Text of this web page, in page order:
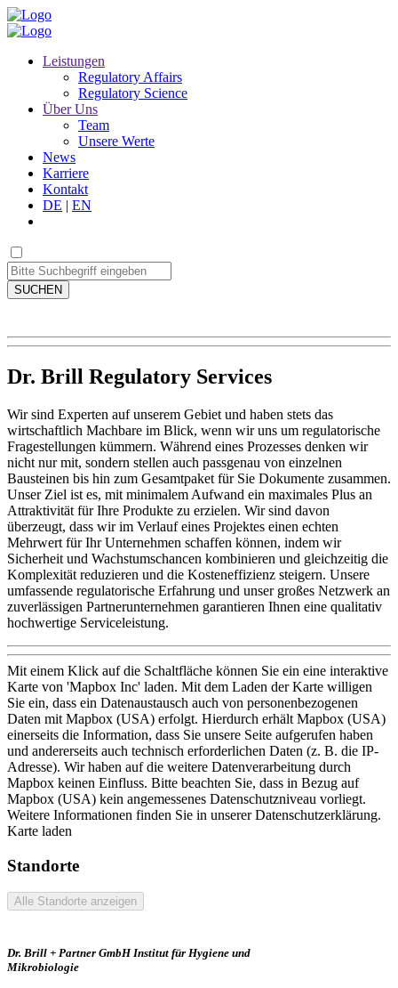
Leistungen
Regulatory Affairs
Regulatory Science
Über Uns
Team
Unsere Werte
News
Karriere
Kontakt
DE | EN
SUCHEN
Dr. Brill Regulatory Services
Wir sind Experten auf unserem Gebiet und haben stets das
wirtschaftlich Machbare im Blick, wenn wir uns um regulatorische
Fragestellungen kümmern. Während eines Prozesses denken wir
nicht nur mit, sondern stellen auch passgenau von einzelnen
Bausteinen bis hin zum Gesamtpaket für Sie Dokumente zusammen.
Unser Ziel ist es, mit minimalem Aufwand ein maximales Plus an
Attraktivität für Ihre Produkte zu erzielen. Wir sind davon
überzeugt, dass wir im Verlauf eines Projektes einen echten
Mehrwert für Ihr Unternehmen schaffen können, indem wir
Sicherheit und Wachstumschancen kombinieren und gleichzeitig die
Komplexität reduzieren und die Kosteneffizienz steigern. Unsere
umfassende regulatorische Erfahrung und unser großes Netzwerk an
zuverlässigen Partnerunternehmen garantieren Ihnen eine qualitativ
hochwertige Serviceleistung.
Mit einem Klick auf die Schaltfläche können Sie ein eine interaktive
Karte von 'Mapbox Inc' laden. Mit dem Laden der Karte willigen
Sie ein, dass ein Datenaustausch auch von personenbezogenen
Daten mit Mapbox (USA) erfolgt. Hierdurch erhält Mapbox (USA)
einerseits die Information, dass Sie unsere Seite aufgerufen haben
und andererseits auch technisch erforderlichen Daten (z. B. die IP-
Adresse). Wir haben auf die weitere Datenverarbeitung durch
Mapbox keinen Einfluss. Bitte beachten Sie, dass in Bezug auf
Mapbox (USA) kein angemessenes Datenschutzniveau vorliegt.
Weitere Informationen finden Sie in unserer Datenschutzerklärung.
Karte laden
Standorte
Alle Standorte anzeigen
Dr. Brill + Partner GmbH Institut für Hygiene und
Mikrobiologie